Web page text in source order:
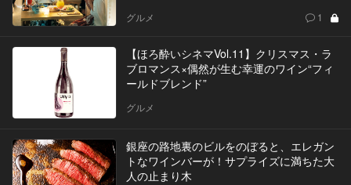
グルメ 1
【ほろ酔いシネマVol.11】クリスマス・ラ
ブロマンス×偶然が生む幸運のワイン“フィ
ールドブレンド”
グルメ
銀座の路地裏のビルをのぼると、エレガン
トなワインバーが！サプライズに満ちた大
人の止まり木